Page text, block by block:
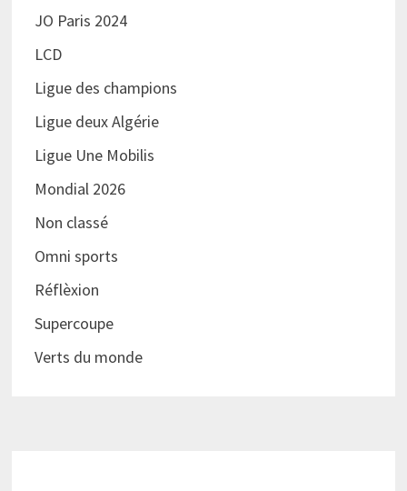
JO Paris 2024
LCD
Ligue des champions
Ligue deux Algérie
Ligue Une Mobilis
Mondial 2026
Non classé
Omni sports
Réflèxion
Supercoupe
Verts du monde